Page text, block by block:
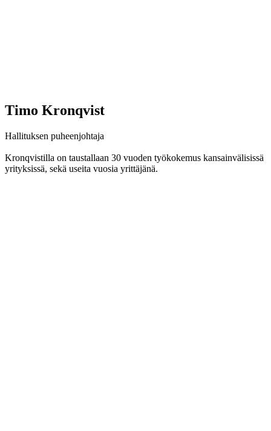
Timo Kronqvist
Hallituksen puheenjohtaja
Kronqvistilla on taustallaan 30 vuoden työkokemus kansainvälisissä
yrityksissä, sekä useita vuosia yrittäjänä.